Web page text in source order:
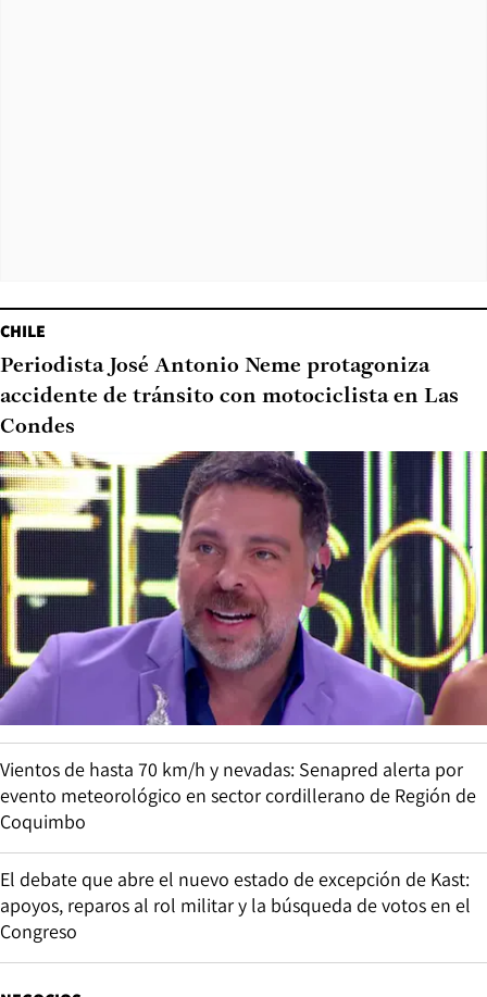
CHILE
Periodista José Antonio Neme protagoniza
accidente de tránsito con motociclista en Las
Condes
Vientos de hasta 70 km/h y nevadas: Senapred alerta por
evento meteorológico en sector cordillerano de Región de
Coquimbo
El debate que abre el nuevo estado de excepción de Kast:
apoyos, reparos al rol militar y la búsqueda de votos en el
Congreso